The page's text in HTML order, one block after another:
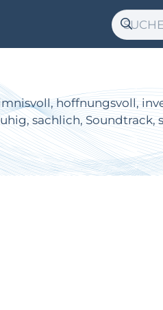
hoffnungsvoll,
sachlich, Soundtrack,